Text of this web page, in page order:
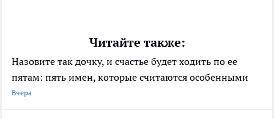
Читайте также:
Назовите так дочку, и счастье будет ходить по ее
пятам: пять имен, которые считаются особенными
Вчера